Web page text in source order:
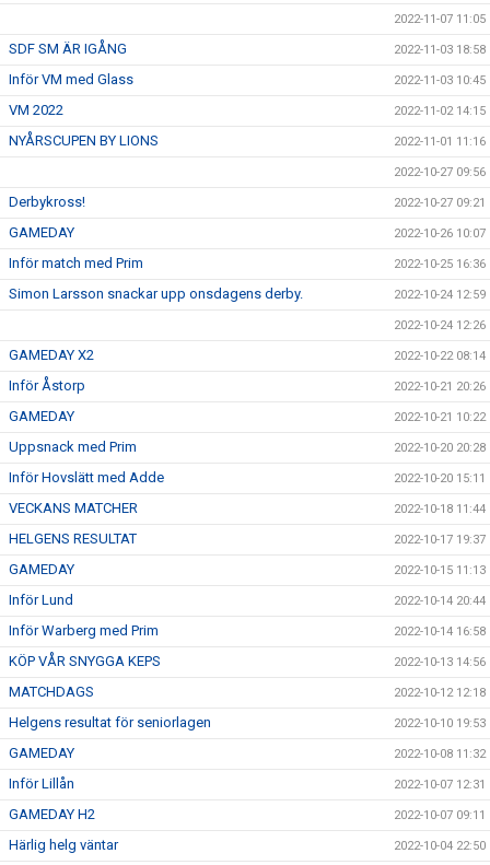
2022-11-07 11:05
SDF SM ÄR IGÅNG 2022-11-03 18:58
Inför VM med Glass 2022-11-03 10:45
VM 2022 2022-11-02 14:15
NYÅRSCUPEN BY LIONS 2022-11-01 11:16
2022-10-27 09:56
Derbykross! 2022-10-27 09:21
GAMEDAY 2022-10-26 10:07
Inför match med Prim 2022-10-25 16:36
Simon Larsson snackar upp onsdagens derby. 2022-10-24 12:59
2022-10-24 12:26
GAMEDAY X2 2022-10-22 08:14
Inför Åstorp 2022-10-21 20:26
GAMEDAY 2022-10-21 10:22
Uppsnack med Prim 2022-10-20 20:28
Inför Hovslätt med Adde 2022-10-20 15:11
VECKANS MATCHER 2022-10-18 11:44
HELGENS RESULTAT 2022-10-17 19:37
GAMEDAY 2022-10-15 11:13
Inför Lund 2022-10-14 20:44
Inför Warberg med Prim 2022-10-14 16:58
KÖP VÅR SNYGGA KEPS 2022-10-13 14:56
MATCHDAGS 2022-10-12 12:18
Helgens resultat för seniorlagen 2022-10-10 19:53
GAMEDAY 2022-10-08 11:32
Inför Lillån 2022-10-07 12:31
GAMEDAY H2 2022-10-07 09:11
Härlig helg väntar 2022-10-04 22:50